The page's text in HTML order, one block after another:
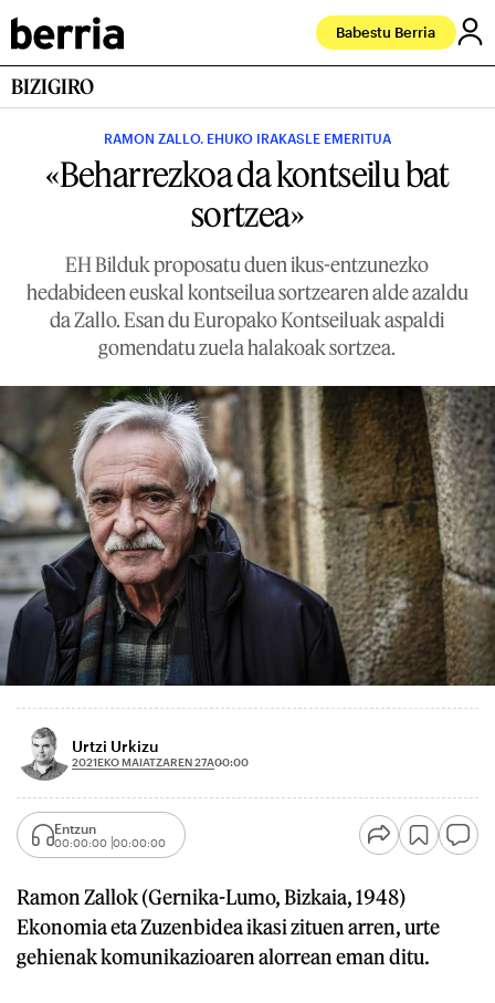
Babestu Berria
BIZIGIRO
RAMON ZALLO. EHUKO IRAKASLE EMERITUA
«Beharrezkoa da kontseilu bat
sortzea»
EH Bilduk proposatu duen ikus-entzunezko
hedabideen euskal kontseilua sortzearen alde azaldu
da Zallo. Esan du Europako Kontseiluak aspaldi
gomendatu zuela halakoak sortzea.
Urtzi Urkizu
2021EKO MAIATZAREN 27A00:00
Entzun
00:00:00 00:00:00
Ramon Zallok (Gernika-Lumo, Bizkaia, 1948)
Ekonomia eta Zuzenbidea ikasi zituen arren, urte
gehienak komunikazioaren alorrean eman ditu.